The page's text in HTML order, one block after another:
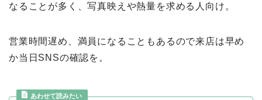
なることが多く、写真映えや熱量を求める人向け。
営業時間遅め、満員になることもあるので来店は早め
か当日SNSの確認を。